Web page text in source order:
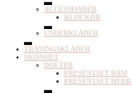
ACCESSOARER
KLOCKOR
UNDERKLÄDER
TRÄNINGSKLÄDER
SKÖNHET
DOFTER
PRESENTSET DAM
PRESENTSET HERR